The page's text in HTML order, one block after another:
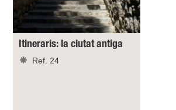
Itineraris: la ciutat antiga
Ref. 24